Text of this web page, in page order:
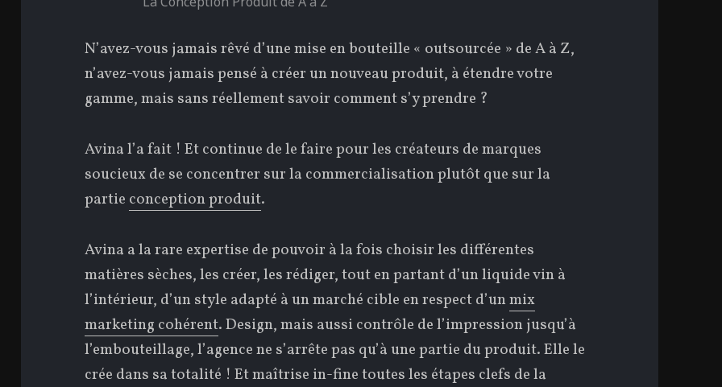
N’avez-vous jamais rêvé d’une mise en bouteille « outsourcée » de A à Z,
n’avez-vous jamais pensé à créer un nouveau produit, à étendre votre
gamme, mais sans réellement savoir comment s’y prendre ?
Avina l’a fait ! Et continue de le faire pour les créateurs de marques
soucieux de se concentrer sur la commercialisation plutôt que sur la
partie conception produit.
Avina a la rare expertise de pouvoir à la fois choisir les différentes
matières sèches, les créer, les rédiger, tout en partant d’un liquide vin à
l’intérieur, d’un style adapté à un marché cible en respect d’unmix
marketing cohérent. Design, mais aussi contrôle de l’impression jusqu’à
l’embouteillage, l’agence ne s’arrête pas qu’à une partie du produit. Elle le
crée dans sa totalité ! Et maîtrise in-fine toutes les étapes clefs de la